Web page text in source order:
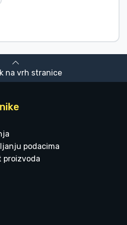
na vrh stranice
podacima
proizvoda